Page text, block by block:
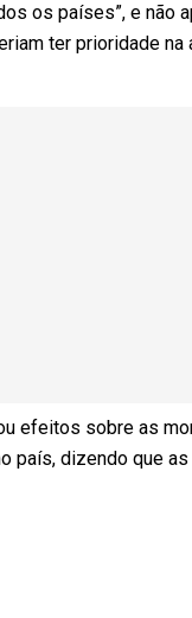
os países”, e não
ter prioridade na
efeitos sobre as
país, dizendo que